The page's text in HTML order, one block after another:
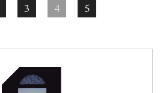
3 4 5